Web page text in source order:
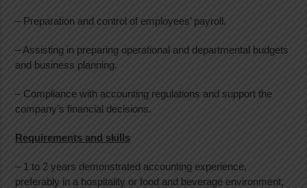
– Preparation and control of employees’ payroll.
– Assisting in preparing operational and departmental budgets
and business planning.
– Compliance with accounting regulations and support the
company’s financial decisions.
Requirements and skills
– 1 to 2 years demonstrated accounting experience,
preferably in a hospitality or food and beverage environment,